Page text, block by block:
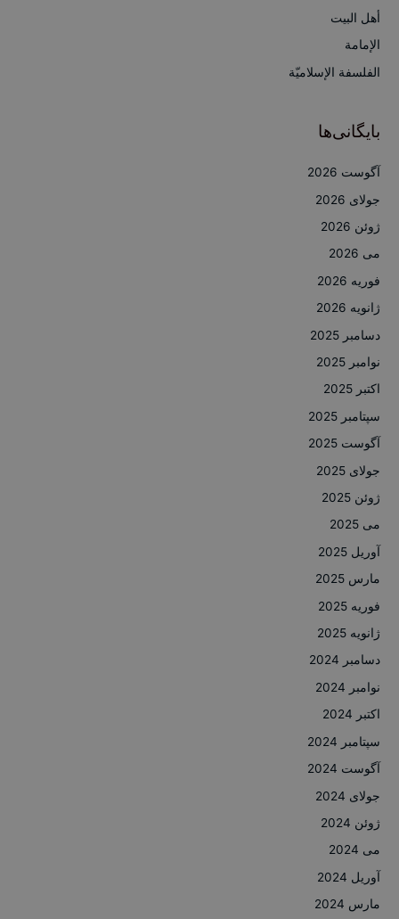
ا
أهل البيت
الإمامة
الفلسفة الإسلاميّة
بایگانی‌ها
آگوست 2026
جولای 2026
ژوئن 2026
می 2026
فوریه 2026
ژانویه 2026
دسامبر 2025
نوامبر 2025
اکتبر 2025
سپتامبر 2025
آگوست 2025
جولای 2025
ژوئن 2025
می 2025
آوریل 2025
مارس 2025
فوریه 2025
ژانویه 2025
دسامبر 2024
نوامبر 2024
اکتبر 2024
سپتامبر 2024
آگوست 2024
جولای 2024
ژوئن 2024
می 2024
آوریل 2024
مارس 2024